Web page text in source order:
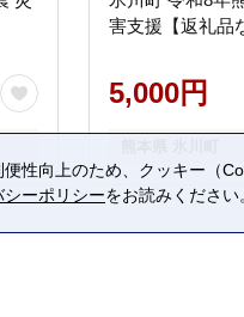
害支援【返礼品
5,000円
性向上のため、クッキー（
シーポリシーをお読みください